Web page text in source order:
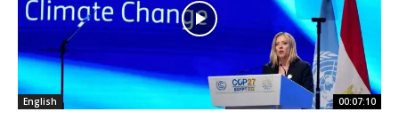
English 00:07:10